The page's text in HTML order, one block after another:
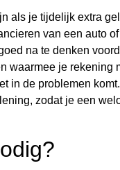
als je tijdelijk extra
van een auto
na te denken
waarmee je rekening
in de problemen
zodat je een